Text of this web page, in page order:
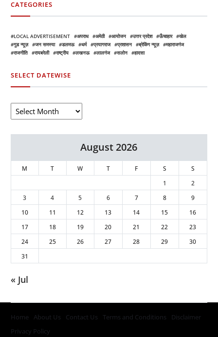
CATEGORIES
LOCAL ADVERTISEMENT अपराध अमेठी आयोजन उत्तर प्रदेश ऊँचाहार
खेल
गुड न्यूज़
जन समस्या डलमऊ धर्म प्रयागराज प्रशासन ब्रेकिंग न्यूज़
महाराजगंज
राजनीति
रायबरेली राष्ट्रीय लखनऊ लालगंज सलोन हादसा
SELECT DATEWISE
August 2026
M T W T F S
S
1
2
3
4 5 6 7 8
9
10
11 12 13 14 15
16
17
18 19 20 21 22
23
24
25 26 27 28 29
30
31
« Jul
Home About Us Contact Us Terms and Conditions
Disclaimer
Privacy Policy